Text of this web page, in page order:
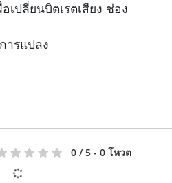
เปลี่ยนบิตเรตเสียง ช่อง
ารแปลง
0 / 5 - 0 โหวต